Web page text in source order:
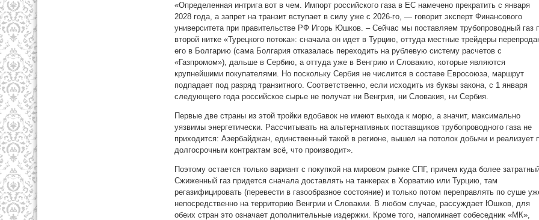
«Определенная интрига вот в чем. Импорт российского газа в ЕС намечено прекратить с января
2028 года, а запрет на транзит вступает в силу уже с 2026-го, — говорит эксперт Финансового
университета при правительстве РФ Игорь Юшков. – Сейчас мы поставляем трубопроводный газ
второй нитке «Турецкого потока»: сначала он идет в Турцию, оттуда местные трейдеры
его в Болгарию (сама Болгария отказалась переходить на рублевую систему расчетов с
«Газпромом»), дальше в Сербию, а оттуда уже в Венгрию и Словакию, которые являются
крупнейшими покупателями. Но поскольку Сербия не числится в составе Евросоюза, маршрут
подпадает под разряд транзитного. Соответственно, если исходить из буквы закона, с 1 января
следующего года российское сырье не получат ни Венгрия, ни Словакия, ни Сербия.
Первые две страны из этой тройки вдобавок не имеют выхода к морю, а значит, максимально
уязвимы энергетически. Рассчитывать на альтернативных поставщиков трубопроводного газа не
приходится: Азербайджан, единственный такой в регионе, вышел на потолок добычи и реализует
долгосрочным контрактам всё, что производит».
Поэтому остается только вариант с покупкой на мировом рынке СПГ, причем куда более
Сжиженный газ придется сначала доставлять на танкерах в Хорватию или Турцию, там
регазифицировать (перевести в газообразное состояние) и только потом переправлять по суше
непосредственно на территорию Венгрии и Словакии. В любом случае, рассуждает Юшков, для
обеих стран это означает дополнительные издержки. Кроме того, напоминает собеседник «МК»,